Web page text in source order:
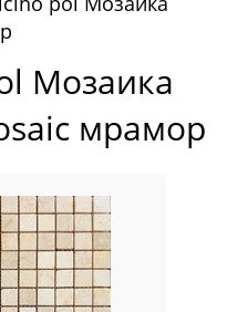
Mosaic
Мозаика
мрамор